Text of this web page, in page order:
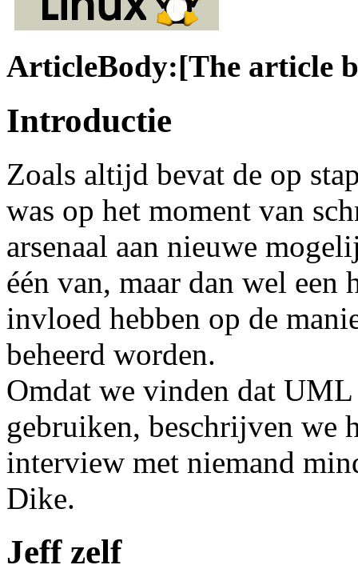
ArticleBody:[The article
Introductie
Zoals altijd bevat de op
was op het moment van
arsenaal aan nieuwe
één van, maar dan wel een
invloed hebben op de
beheerd worden.
Omdat we vinden dat
gebruiken, beschrijven we
interview met niemand
Dike.
Jeff zelf